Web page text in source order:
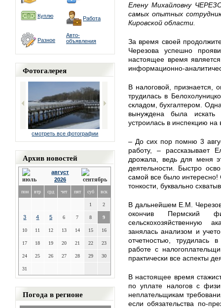
Куплю Работа
Разное
Авто-
объявления
Фотогалерея
смотреть все фотографии
Архив новостей
август
2026
пон втр срд чет пят суб вск
1 2
3 4 5 6 7 8 9
10 11 12 13 14 15 16
17 18 19 20 21 22 23
24 25 26 27 28 29 30
31
Погода в регионе
Елену Михайловну
самых опытных
Кировской области.
За время своей
Черезова успешно
настоящее время
информационно-
В налоговой, признается,
трудилась в
складом, бухгалтером.
вынуждена была
устроилась в инспекцию на
– До сих пор помню 3
работу, – рассказывает
дрожала, ведь для меня
деятельности. Быстро
самой все было интересно!
тонкости, буквально
В дальнейшем Е.М.
окончив Пермский
сельскохозяйственную
занялась анализом и
отчетностью, трудилась
работе с
практически все аспекты
В настоящее время
по уплате налогов с
неплательщикам
если обязательства по-